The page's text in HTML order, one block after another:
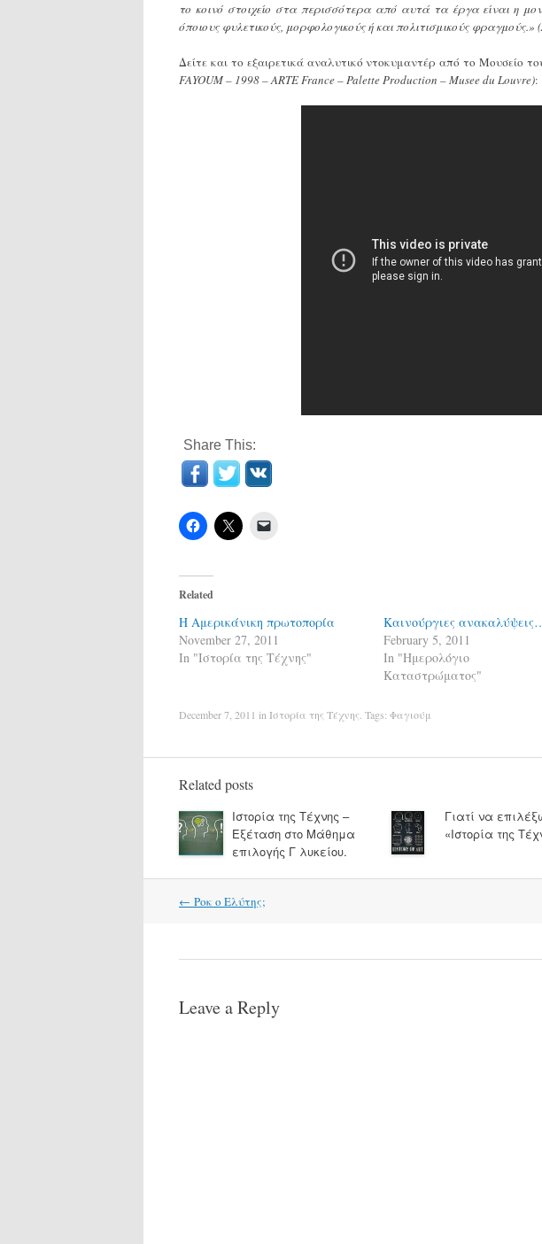
το κοινό στοιχείο στα περισσότερα από αυτά τα έργα είναι η
όποιους φυλετικούς, μορφολογικούς ή και πολιτισμικούς
Δείτε και το εξαιρετικά αναλυτικό ντοκυμαντέρ από το Μουσείο
FAYOUM – 1998 – ARTE France – Palette Production – Musee du Louvre):
Share This:
Related
Η Αμερικάνικη πρωτοπορία
November 27, 2011
In "Ιστορία της Τέχνης"
Καινούργιες
February 5, 2011
In "Ημερολόγιο
Καταστρώματος"
December 7, 2011 in Ιστορία της Τέχνης . Tags: Φαγιούμ
Related posts
Ιστορία της Τέχνης –
Εξέταση στο Μάθημα
επιλογής Γ λυκείου.
Γιατί να
«Ιστορία της
Post
← Ροκ ο Ελύτης;
Leave a Reply